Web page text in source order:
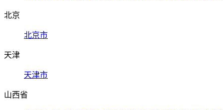
北京
北京市
天津
天津市
山西省